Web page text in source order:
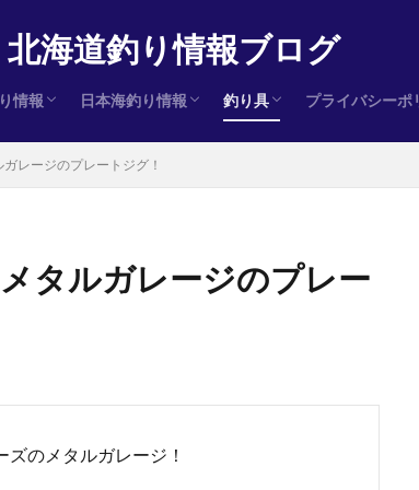
北海道釣り情報ブログ
情報
ス
（鮭）
日本海釣り情報
ヒラメ
サクラマス
アキアジ（鮭）
釣り具
ヒラメ
サクラマス
アキアジ（鮭）
インプレ
プライバシーポ
レージのプレートジグ！
タルガレージのプレー
のメタルガレージ！